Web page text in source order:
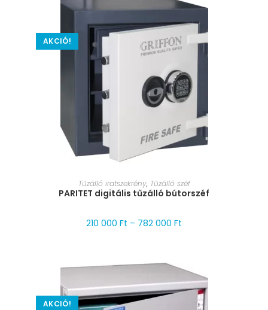
AKCIÓ!
MÉRET VÁLASZTÁSA
Tűzálló iratszekrény, Tűzálló széf
PARITET digitális tűzálló bútorszéf
210 000 Ft – 782 000 Ft
AKCIÓ!